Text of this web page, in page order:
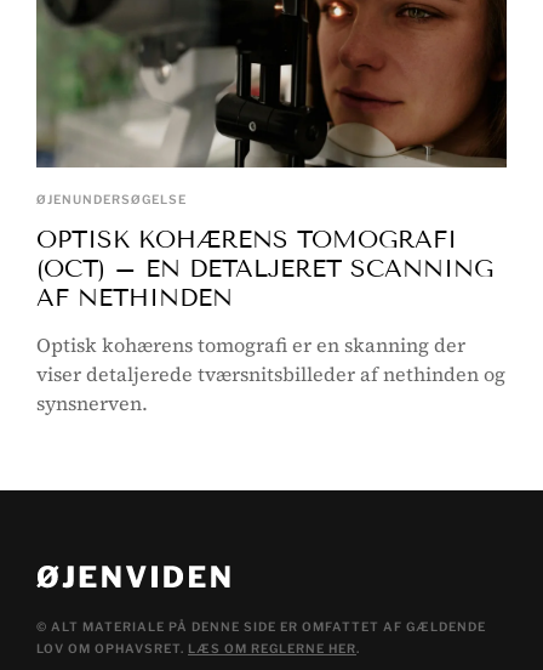
ØJENUNDERSØGELSE
OPTISK KOHÆRENS TOMOGRAFI
(OCT) – EN DETALJERET SCANNING
AF NETHINDEN
Optisk kohærens tomografi er en skanning der
viser detaljerede tværsnitsbilleder af nethinden og
synsnerven.
© ALT MATERIALE PÅ DENNE SIDE ER OMFATTET AF GÆLDENDE
LOV OM OPHAVSRET. LÆS OM REGLERNE HER.